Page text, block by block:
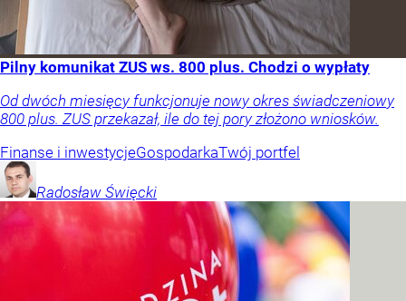
Pilny komunikat ZUS ws. 800 plus. Chodzi o wypłaty
Od dwóch miesięcy funkcjonuje nowy okres świadczeniowy
800 plus. ZUS przekazał, ile do tej pory złożono wniosków.
Finanse i inwestycjeGospodarkaTwój portfel
Radosław Święcki